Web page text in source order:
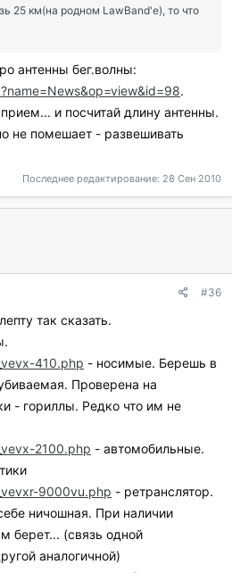
25 км(на родном LawBand'е), то что
антенны бег.волны:
.
и посчитай длину антенны.
не помешает - развешивать
Последнее редактирование: 28 Сен 2010
#36
так сказать.
410.php - носимые. Берешь в
Проверена на
- гориллы. Редко что им не
2100.php - автомобильные.
9000vu.php - ретранслятор.
ничошная. При наличии
(связь одной
аналогичной)